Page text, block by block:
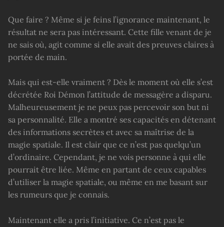
Que faire ? Même si je feins l’ignorance maintenant, le
résultat ne sera pas intéressant. Cette fille venant de je
ne sais où, agit comme si elle avait des preuves claires à
portée de main.
Mais qui est-elle vraiment ? Dès le moment où elle s’est
décrétée Roi Démon l’attitude de messagère a disparu.
Malheureusement je ne peux pas percevoir son but ni
sa personnalité. Elle a montré ses capacités en détenant
des informations secrètes et avec sa maîtrise de la
magie spatiale. Il est clair que ce n’est pas quelqu’un
d’ordinaire. Cependant, je ne vois personne à qui elle
pourrait être liée. Même en partant de ceux capables
d’utiliser la magie spatiale, ou même en me basant sur
les rumeurs que je connais.
Maintenant elle a pris l’initiative. Ce n’est pas le